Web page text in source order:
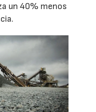
un 40% menos